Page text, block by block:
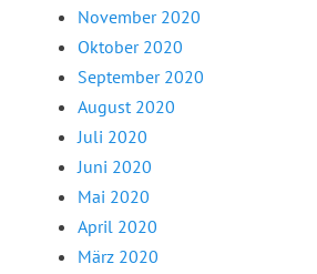
November 2020
Oktober 2020
September 2020
August 2020
Juli 2020
Juni 2020
Mai 2020
April 2020
März 2020